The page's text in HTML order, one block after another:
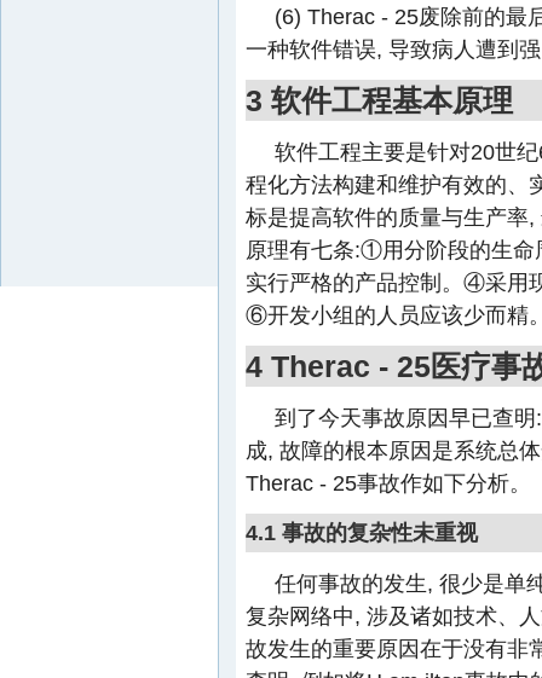
(6) Therac - 25废除前的最
一种软件错误, 导致病人遭到
3 软件工程基本原理
软件工程主要是针对20世
程化方法构建和维护有效的、
标是提高软件的质量与生产率
原理有七条:①用分阶段的生
实行严格的产品控制。④采用
⑥开发小组的人员应该少而精
4 Therac - 25医疗事
到了今天事故原因早已查
成, 故障的根本原因是系统总
Therac - 25事故作如下分析。
4.1 事故的复杂性未重视
任何事故的发生, 很少是单
复杂网络中, 涉及诸如技术、
故发生的重要原因在于没有非